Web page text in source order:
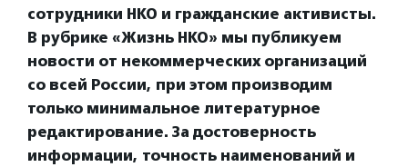
сотрудники НКО и гражданские активисты.
В рубрике «Жизнь НКО» мы публикуем
новости от некоммерческих организаций
со всей России, при этом производим
только минимальное литературное
редактирование. За достоверность
информации, точность наименований и